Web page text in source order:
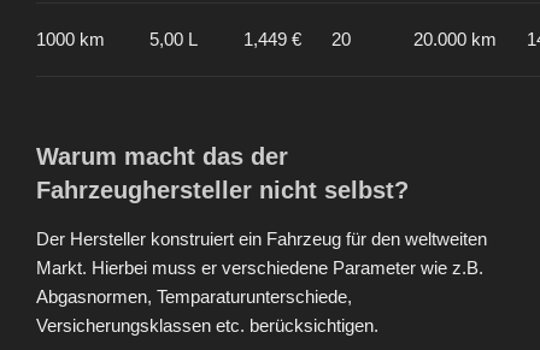
1000 km 5,00 L 1,449 € 20 20.000 km
Warum macht das der
Fahrzeughersteller nicht selbst?
Der Hersteller konstruiert ein Fahrzeug für den weltweiten
Markt. Hierbei muss er verschiedene Parameter wie z.B.
Abgasnormen, Temparaturunterschiede,
Versicherungsklassen etc. berücksichtigen.